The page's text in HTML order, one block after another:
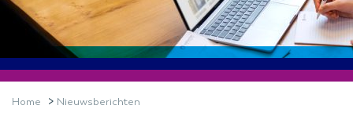
Home > Nieuwsberichten